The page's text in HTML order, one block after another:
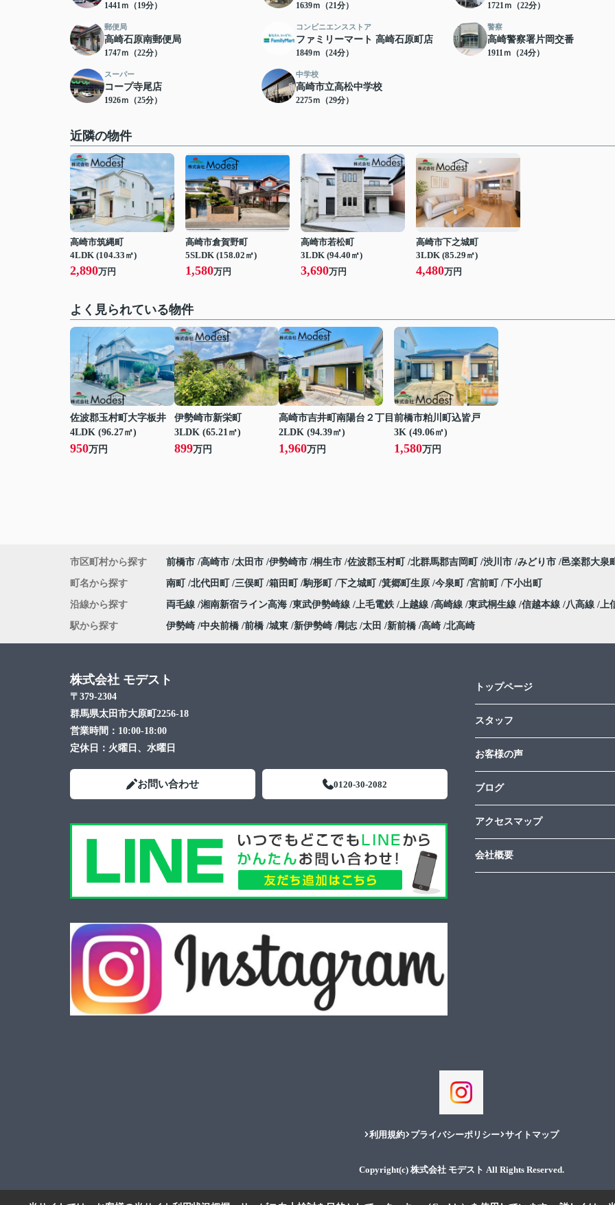
1441ｍ（19分） 1639ｍ（21分） 1721ｍ（22分）
郵便局
高崎石原南郵便局
1747ｍ（22分）
コンビニエンスストア
ファミリーマート 高崎石原町店
1849ｍ（24分）
警察
高崎警察署片岡交番
1911ｍ（24分）
スーパー
コープ寺尾店
1926ｍ（25分）
中学校
高崎市立高松中学校
2275ｍ（29分）
近隣の物件
高崎市筑縄町
4LDK (104.33㎡)
2,890万円
高崎市倉賀野町
5SLDK (158.02㎡)
1,580万円
高崎市若松町
3LDK (94.40㎡)
3,690万円
高崎市下之城町
3LDK (85.29㎡)
4,480万円
よく見られている物件
佐波郡玉村町大字板井
4LDK (96.27㎡)
950万円
伊勢崎市新栄町
3LDK (65.21㎡)
899万円
高崎市吉井町南陽台２丁目
2LDK (94.39㎡)
1,960万円
前橋市粕川町込皆戸
3K (49.06㎡)
1,580万円
市区町村から探す 前橋市 高崎市 太田市 伊勢崎市 桐生市 佐波郡玉村町 北群馬郡吉岡町 渋川市 みどり市 邑楽郡大泉
町名から探す 南町 北代田町 三俣町 箱田町 駒形町 下之城町 箕郷町生原 今泉町 宮前町 下小出町
沿線から探す 両毛線 湘南新宿ライン高海 東武伊勢崎線 上毛電鉄 上越線 高崎線 東武桐生線 信越本線 八高線 上
駅から探す 伊勢崎 中央前橋 前橋 城東 新伊勢崎 剛志 太田 新前橋 高崎 北高崎
株式会社 モデスト
〒379-2304
群馬県太田市大原町2256-18
営業時間： 10:00-18:00
定休日： 火曜日、水曜日
お問い合わせ 0120-30-2082
トップページ
スタッフ
お客様の声
ブログ
アクセスマップ
会社概要
利用規約 プライバシーポリシー サイトマップ
Copyright(c) 株式会社 モデスト All Rights Reserved.